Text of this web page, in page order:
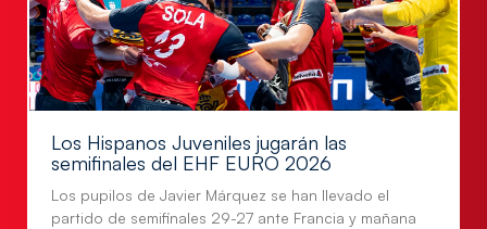
Los Hispanos Juveniles jugarán las
semifinales del EHF EURO 2026
Los pupilos de Javier Márquez se han llevado el
partido de semifinales 29-27 ante Francia y mañana